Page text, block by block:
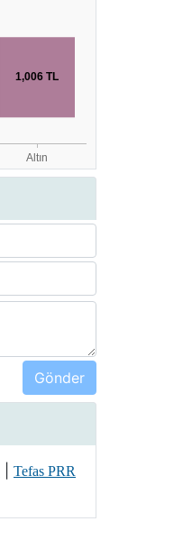
Tefas PRR